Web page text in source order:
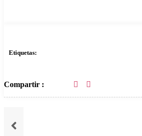
Etiquetas:
Compartir :